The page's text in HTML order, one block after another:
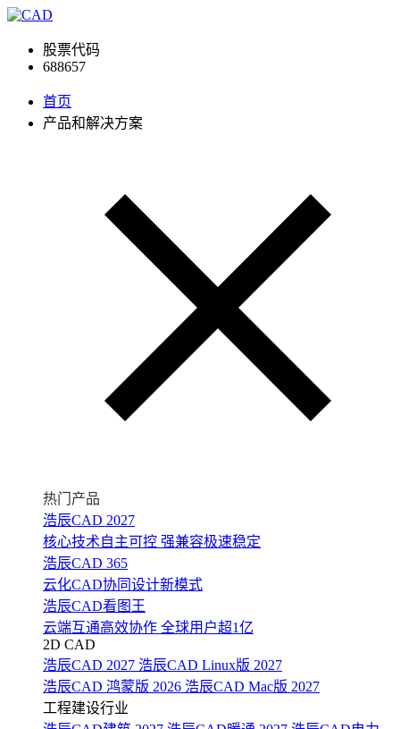
股票代码
688657
首页
产品和解决方案
热门产品
浩辰CAD 2027
核心技术自主可控 强兼容极速稳定
浩辰CAD 365
云化CAD协同设计新模式
浩辰CAD看图王
云端互通高效协作 全球用户超1亿
2D CAD
浩辰CAD 2027 浩辰CAD Linux版 2027
浩辰CAD 鸿蒙版 2026 浩辰CAD Mac版 2027
工程建设行业